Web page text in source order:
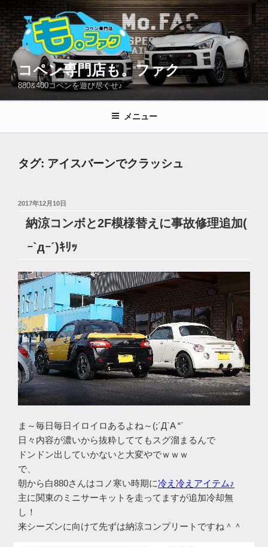
ン
テ
ン
ツ
へ
プ
コペン専門店も。ファク
880&400コペンを遊び尽くせ♪
メニュー
タグ: アイスバーンでクラッシュ
投
日:
2017年12月10日
納涼コンボと2F模様替えに事故修理追加(
ｰ`дｰ´)ｷﾘｯ
ま～毎日毎日イロイロあるよね～(;´Д`A “`
日々内容が濃いから抜粋しててもスグ溜まるんで
ドンドン出していかないと大変やでｗｗｗ
で、
朝から白880さんはコノ寒い時期に冷え冷えアイテム♪
主に関東のミニサーキットを走ってますが追加冷却無
し！
来シーズンに向けて先ずは納涼コンプリートですね＾＾